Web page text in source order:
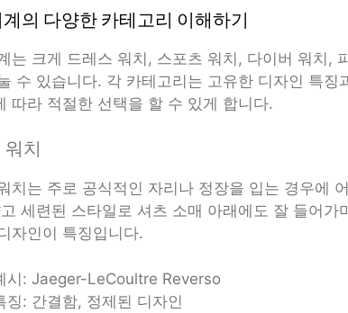
의 다양한 카테고리 이해하기
는 크게 드레스 워치, 스포츠 워치, 다이버 워치,
수 있습니다. 각 카테고리는 고유한 디자인 특징
따라 적절한 선택을 할 수 있게 합니다.
치
치는 주로 공식적인 자리나 정장을 입는 경우에
세련된 스타일로 셔츠 소매 아래에도 잘 들어가
자인이 특징입니다.
시: Jaeger-LeCoultre Reverso
징: 간결함, 정제된 디자인